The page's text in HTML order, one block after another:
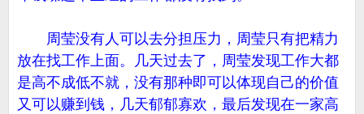
周莹没有人可以去分担压力，周莹只有把精力
放在找工作上面。几天过去了，周莹发现工作大都
是高不成低不就，没有那种即可以体现自己的价值
又可以赚到钱，几天郁郁寡欢，最后发现在一家高